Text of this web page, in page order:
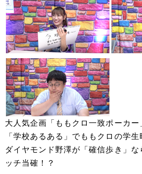
大人気企画「ももクロ一致ポーカー
「学校あるある」でももクロの学生
ダイヤモンド野澤が「確信歩き」な
ッチ当確！？